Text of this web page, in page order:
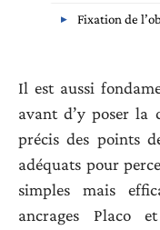
Fixation de
Il est aussi
avant d’y poser la
précis des points
adéquats pour
simples mais
ancrages Placo